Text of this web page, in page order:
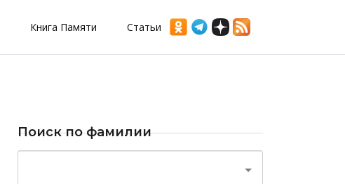
Книга Памяти Статьи
Поиск по фамилии